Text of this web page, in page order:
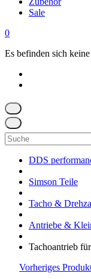
Sale
0
Es befinden sich
Suchen
nach:
DDS
Simson Teile
Tacho &
Antriebe &
Tachoantrieb
Vorheriges